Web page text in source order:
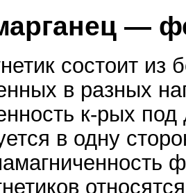
—
состоит из
в разных
к-рых
в одну